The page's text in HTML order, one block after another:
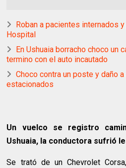
Roban a pacientes internados
Hospital
En Ushuaia borracho choco un
termino con el auto incautado
Choco contra un poste y daño
estacionados
Un vuelco se registro
Ushuaia, la conductora sufrió
Se trató de un Chevrolet